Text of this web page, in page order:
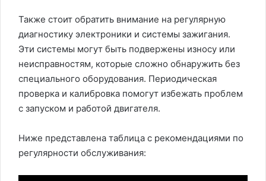
Также стоит обратить внимание на регулярную
диагностику электроники и системы зажигания.
Эти системы могут быть подвержены износу или
неисправностям, которые сложно обнаружить без
специального оборудования. Периодическая
проверка и калибровка помогут избежать проблем
с запуском и работой двигателя.
Ниже представлена таблица с рекомендациями по
регулярности обслуживания: